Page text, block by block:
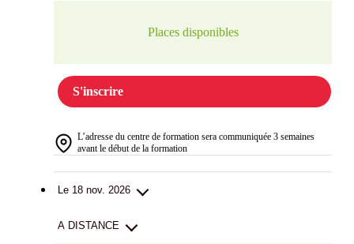
Places disponibles
S'inscrire
L’adresse du centre de formation sera communiquée 3 semaines
avant le début de la formation
Le 18 nov. 2026
A DISTANCE